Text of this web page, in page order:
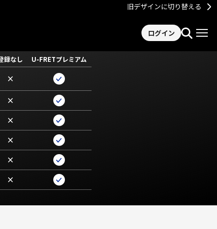
旧デザインに切り替える
ログイン
録なし U-FRETプレミアム
×
×
×
×
×
×